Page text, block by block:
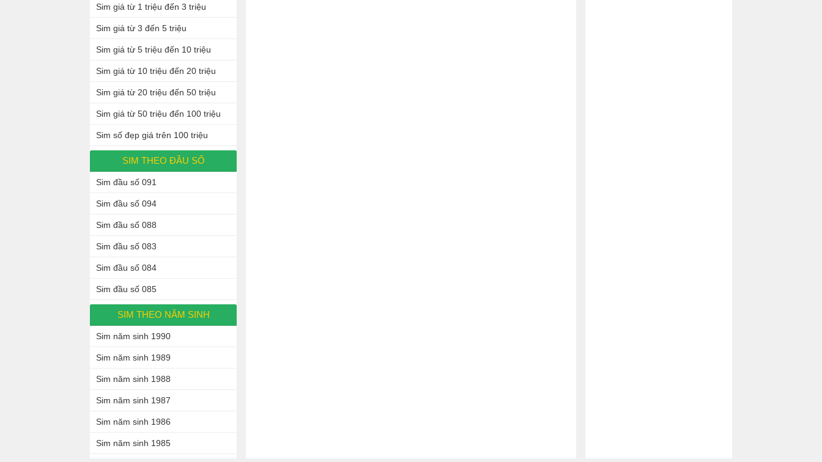
Sim giá từ 1 triệu đến 3 triệu
Sim giá từ 3 đến 5 triệu
Sim giá từ 5 triệu đến 10 triệu
Sim giá từ 10 triệu đến 20 triệu
Sim giá từ 20 triệu đến 50 triệu
Sim giá từ 50 triệu đến 100 triệu
Sim số đẹp giá trên 100 triệu
SIM THEO ĐẦU SỐ
Sim đầu số 091
Sim đầu số 094
Sim đầu số 088
Sim đầu số 083
Sim đầu số 084
Sim đầu số 085
SIM THEO NĂM SINH
Sim năm sinh 1990
Sim năm sinh 1989
Sim năm sinh 1988
Sim năm sinh 1987
Sim năm sinh 1986
Sim năm sinh 1985